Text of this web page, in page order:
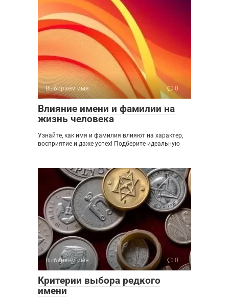
Выбираем имя 0
Влияние имени и фамилии на
жизнь человека
Узнайте, как имя и фамилия влияют на характер,
восприятие и даже успех! Подберите идеальную
Выбираем имя 0
Критерии выбора редкого
имени